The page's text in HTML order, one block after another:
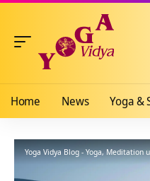
Home News Yoga &
Yoga Vidya Blog - Yoga, Meditation